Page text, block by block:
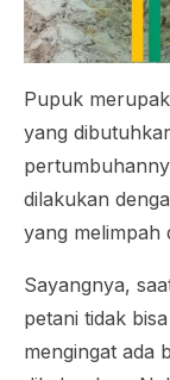
Pupuk
yang
dilakukan
yang melimpah
Sayangnya,
petani tidak
mengingat ada